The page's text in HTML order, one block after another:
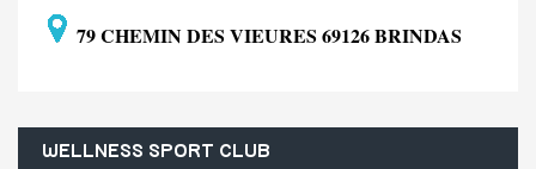
79 CHEMIN DES VIEURES 69126 BRINDAS
WELLNESS SPORT CLUB